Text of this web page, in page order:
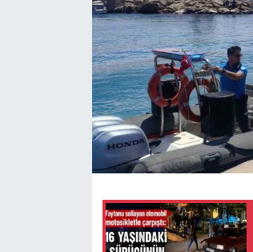
POLİTİKA
RESMİ İLANLAR
SAĞLIK
Tarihi Yapılarımız